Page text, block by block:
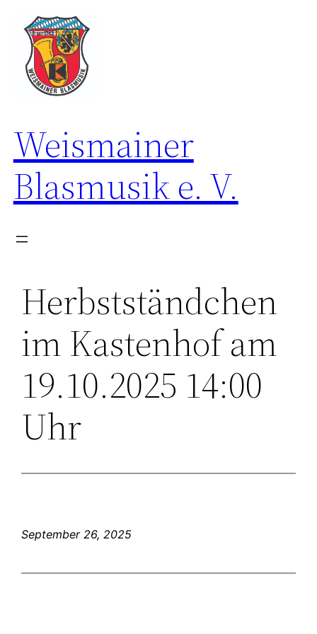
Inhalt
springen
Weismainer
Blasmusik e. V.
Herbstständchen
im Kastenhof am
19.10.2025 14:00
Uhr
September 26, 2025